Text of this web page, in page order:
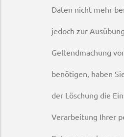
Daten nicht mehr
jedoch zur
Geltendmachung
benötigen, haben
der Löschung die
Verarbeitung Ihrer